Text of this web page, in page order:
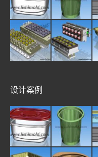
设计案例